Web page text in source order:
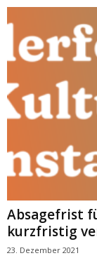
Absagefrist
kurzfristig
23. Dezember 2021